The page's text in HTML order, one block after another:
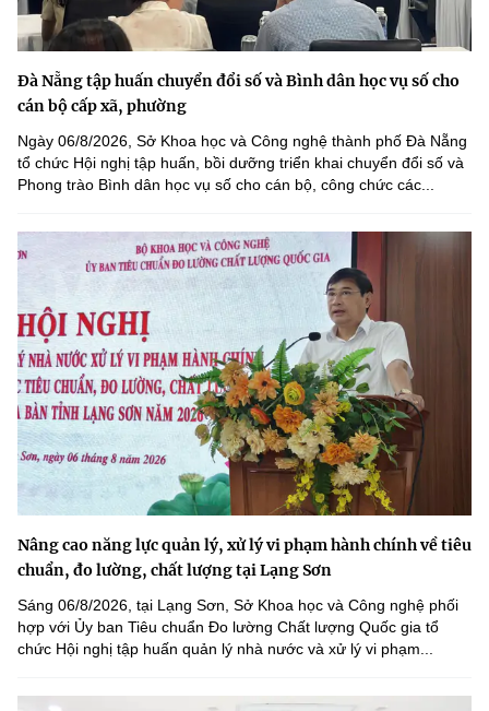
Đà Nẵng tập huấn chuyển đổi số và Bình dân học vụ số cho
cán bộ cấp xã, phường
Ngày 06/8/2026, Sở Khoa học và Công nghệ thành phố Đà Nẵng
tổ chức Hội nghị tập huấn, bồi dưỡng triển khai chuyển đổi số và
Phong trào Bình dân học vụ số cho cán bộ, công chức các...
Nâng cao năng lực quản lý, xử lý vi phạm hành chính về tiêu
chuẩn, đo lường, chất lượng tại Lạng Sơn
Sáng 06/8/2026, tại Lạng Sơn, Sở Khoa học và Công nghệ phối
hợp với Ủy ban Tiêu chuẩn Đo lường Chất lượng Quốc gia tổ
chức Hội nghị tập huấn quản lý nhà nước và xử lý vi phạm...